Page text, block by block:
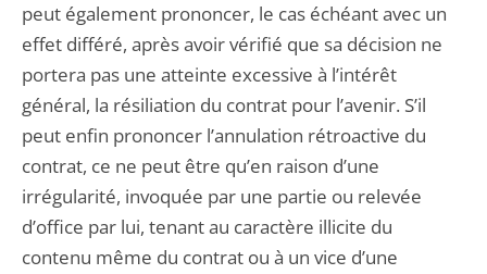
peut également prononcer, le cas échéant avec un
effet différé, après avoir vérifié que sa décision ne
portera pas une atteinte excessive à l’intérêt
général, la résiliation du contrat pour l’avenir. S’il
peut enfin prononcer l’annulation rétroactive du
contrat, ce ne peut être qu’en raison d’une
irrégularité, invoquée par une partie ou relevée
d’office par lui, tenant au caractère illicite du
contenu même du contrat ou à un vice d’une